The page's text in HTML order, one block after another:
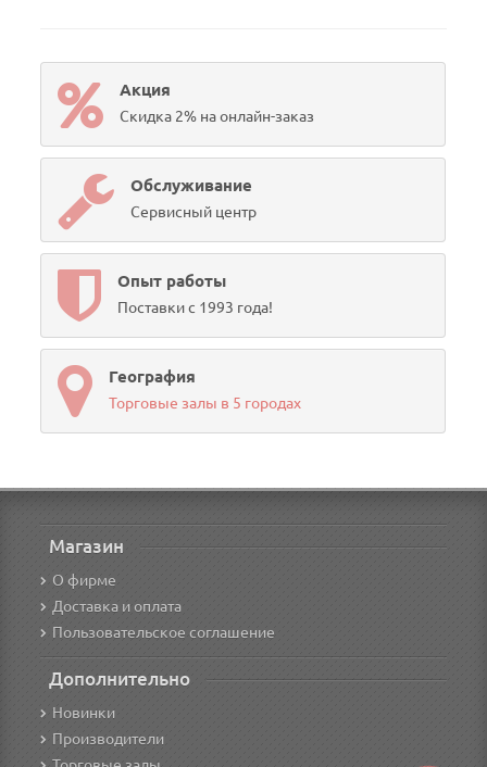
Акция
Скидка 2% на онлайн-заказ
Обслуживание
Сервисный центр
Опыт работы
Поставки с 1993 года!
География
Торговые залы в 5 городах
Магазин
О фирме
Доставка и оплата
Пользовательское соглашение
Дополнительно
Новинки
Производители